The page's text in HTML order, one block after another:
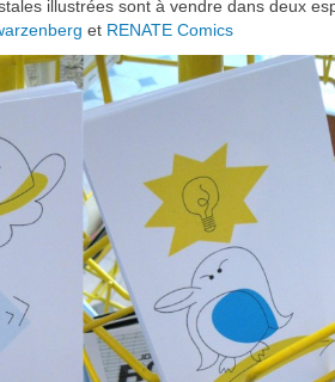
illustrées sont à vendre dans deux
et RENATE Comics